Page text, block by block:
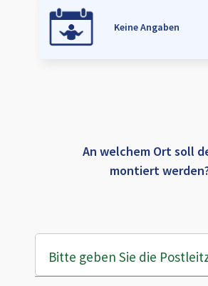
Keine Angaben
An welchem Ort soll
montiert
Bitte geben Sie die